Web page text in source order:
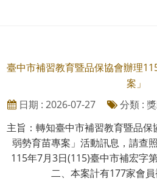
臺中市補習教育暨品保協會辦理
案」
日期 : 2026-07-27
分類 : 獎
主旨：轉知臺中市補習教育暨品
弱勢育苗專案」活動訊息，請查
115年7月3日(115)臺中市補宏字
二、本案計有177家會